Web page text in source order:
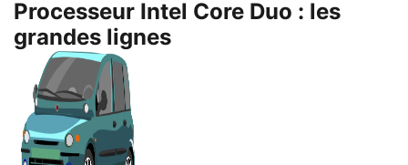
Processeur Intel Core Duo : les
grandes lignes